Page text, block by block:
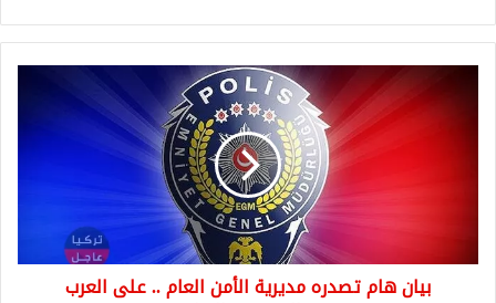
هام
تصدره
العرب
والسوريينبيان هام تصدره مديرية الأمن العام .. على العرب